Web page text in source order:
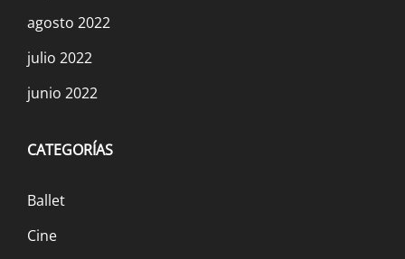
agosto 2022
julio 2022
junio 2022
CATEGORÍAS
Ballet
Cine